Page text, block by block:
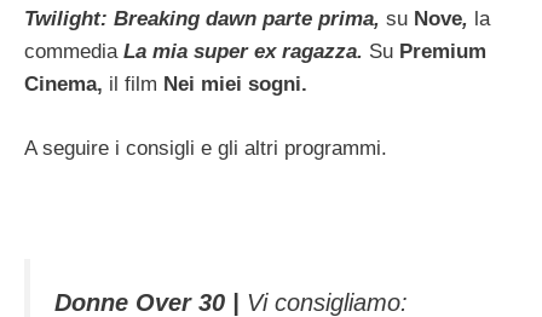
Twilight: Breaking dawn parte prima, su Nove, la
commediaLa mia super ex ragazza. Su Premium
Cinema, il film Nei miei sogni.
A seguire i consigli e gli altri programmi.
Donne Over 30 | Vi consigliamo: